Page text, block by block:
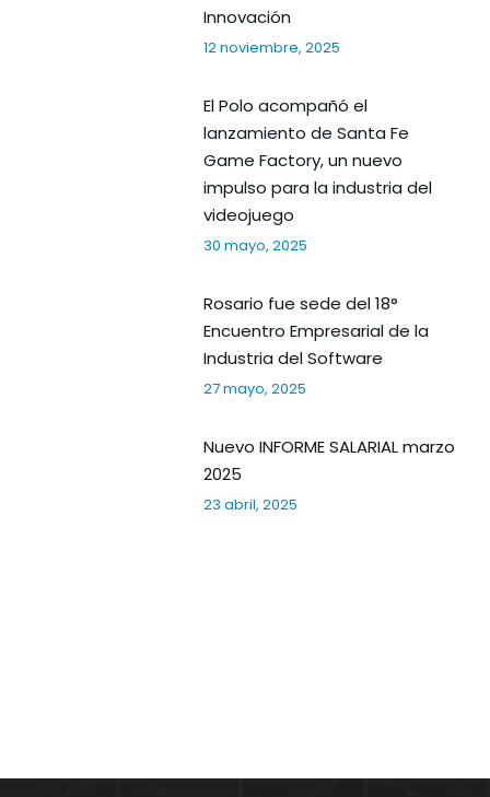
Innovación
12 noviembre, 2025
El Polo acompañó el
lanzamiento de Santa Fe
Game Factory, un nuevo
impulso para la industria del
videojuego
30 mayo, 2025
Rosario fue sede del 18°
Encuentro Empresarial de la
Industria del Software
27 mayo, 2025
Nuevo INFORME SALARIAL marzo
2025
23 abril, 2025